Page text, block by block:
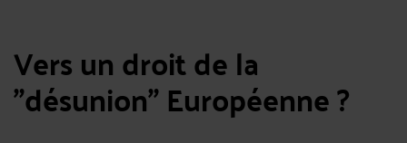
Vers un droit de la
"désunion" Européenne ?